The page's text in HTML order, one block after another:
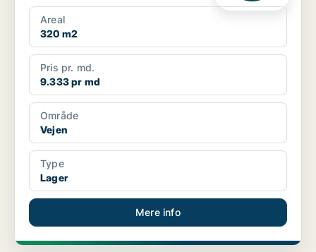
Areal
320 m2
Pris pr. md.
9.333 pr md
Område
Vejen
Type
Lager
Mere info